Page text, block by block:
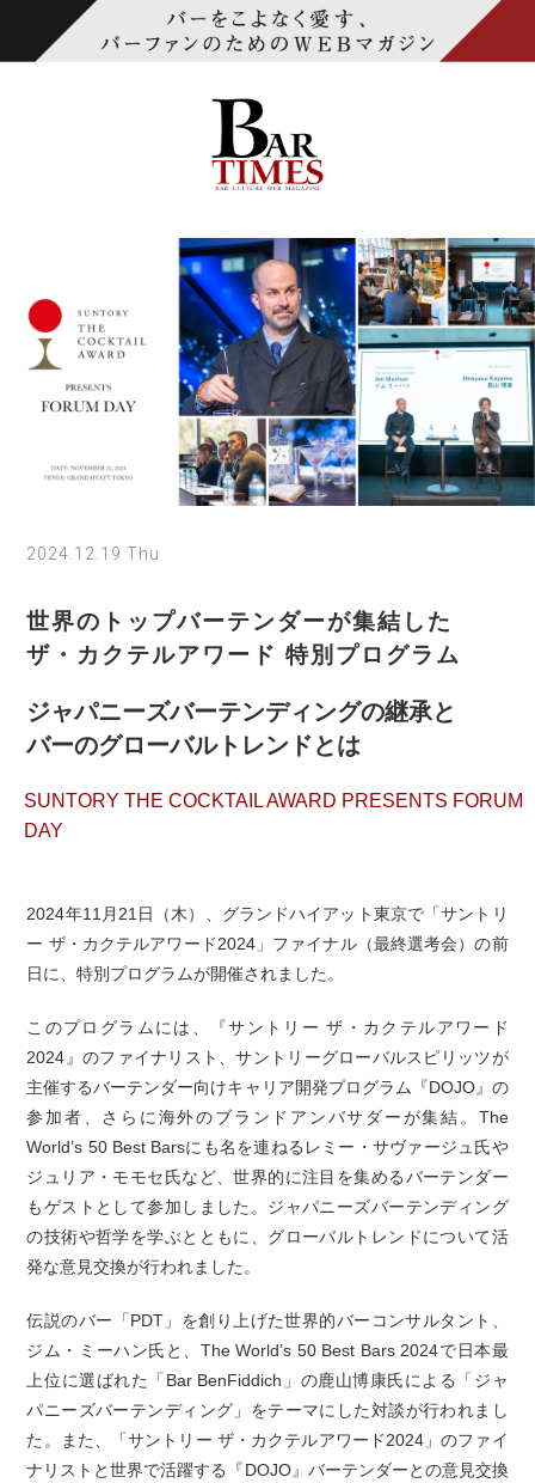
2024.12.19 Thu
世界のトップバーテンダーが集結した
ザ・カクテルアワード 特別プログラム
ジャパニーズバーテンディングの継承と
バーのグローバルトレンドとは
SUNTORY THE COCKTAIL AWARD PRESENTS FORUM
DAY
2024年11月21日（木）、グランドハイアット東京で「サントリ
ー ザ・カクテルアワード2024」ファイナル（最終選考会）の前
日に、特別プログラムが開催されました。
このプログラムには、『サントリー ザ・カクテルアワード
2024』のファイナリスト、サントリーグローバルスピリッツが
主催するバーテンダー向けキャリア開発プログラム『DOJO』の
参加者、さらに海外のブランドアンバサダーが集結。The
World’s 50 Best Barsにも名を連ねるレミー・サヴァージュ氏や
ジュリア・モモセ氏など、世界的に注目を集めるバーテンダー
もゲストとして参加しました。ジャパニーズバーテンディング
の技術や哲学を学ぶとともに、グローバルトレンドについて活
発な意見交換が行われました。
伝説のバー「PDT」を創り上げた世界的バーコンサルタント、
ジム・ミーハン氏と、The World’s 50 Best Bars 2024で日本最
上位に選ばれた「Bar BenFiddich」の鹿山博康氏による「ジャ
パニーズバーテンディング」をテーマにした対談が行われまし
た。また、「サントリー ザ・カクテルアワード2024」のファイ
ナリストと世界で活躍する『DOJO』バーテンダーとの意見交換